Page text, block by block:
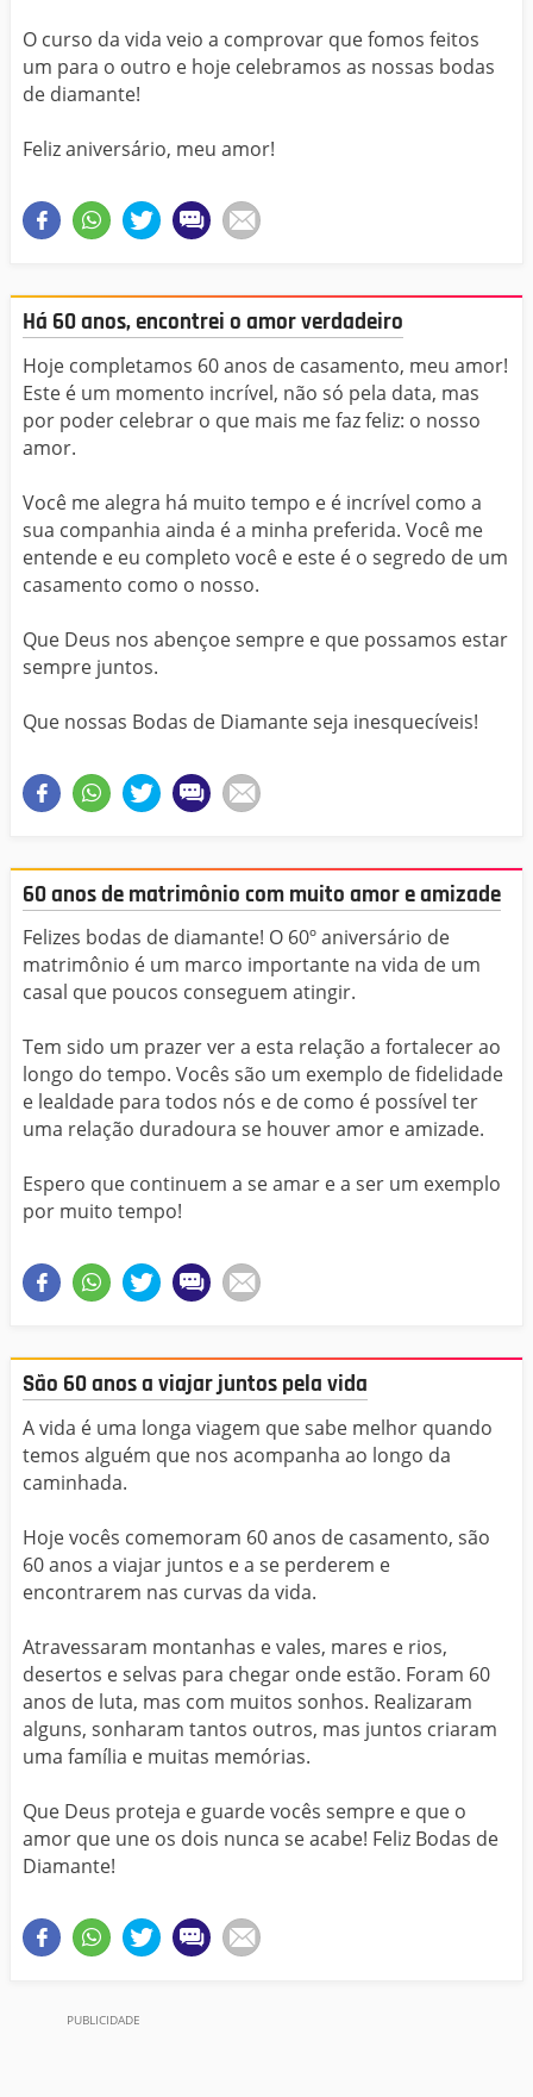
O curso da vida veio a comprovar que fomos feitos
um para o outro e hoje celebramos as nossas bodas
de diamante!
Feliz aniversário, meu amor!
Há 60 anos, encontrei o amor verdadeiro
Hoje completamos 60 anos de casamento, meu amor!
Este é um momento incrível, não só pela data, mas
por poder celebrar o que mais me faz feliz: o nosso
amor.
Você me alegra há muito tempo e é incrível como a
sua companhia ainda é a minha preferida. Você me
entende e eu completo você e este é o segredo de um
casamento como o nosso.
Que Deus nos abençoe sempre e que possamos estar
sempre juntos.
Que nossas Bodas de Diamante seja inesquecíveis!
60 anos de matrimônio com muito amor e amizade
Felizes bodas de diamante! O 60º aniversário de
matrimônio é um marco importante na vida de um
casal que poucos conseguem atingir.
Tem sido um prazer ver a esta relação a fortalecer ao
longo do tempo. Vocês são um exemplo de fidelidade
e lealdade para todos nós e de como é possível ter
uma relação duradoura se houver amor e amizade.
Espero que continuem a se amar e a ser um exemplo
por muito tempo!
São 60 anos a viajar juntos pela vida
A vida é uma longa viagem que sabe melhor quando
temos alguém que nos acompanha ao longo da
caminhada.
Hoje vocês comemoram 60 anos de casamento, são
60 anos a viajar juntos e a se perderem e
encontrarem nas curvas da vida.
Atravessaram montanhas e vales, mares e rios,
desertos e selvas para chegar onde estão. Foram 60
anos de luta, mas com muitos sonhos. Realizaram
alguns, sonharam tantos outros, mas juntos criaram
uma família e muitas memórias.
Que Deus proteja e guarde vocês sempre e que o
amor que une os dois nunca se acabe! Feliz Bodas de
Diamante!